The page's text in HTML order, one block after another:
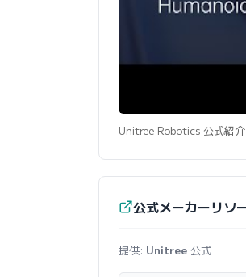
Unitree Robotics 公式紹
公式メーカーリソ
提供: Unitree 公式